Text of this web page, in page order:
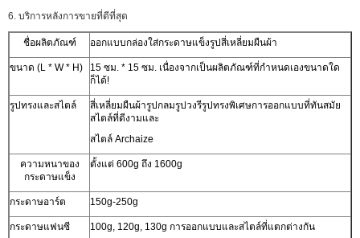
6. บริการหลังการขายที่ดีที่สุด
ชื่อผลิตภัณฑ์ ออกแบบกล่องใส่กระดาษแข็งรูปสี่เหลี่ยมผืนผ้า
ขนาด (L * W * H)
15 ซม. * 15 ซม. เนื่องจากเป็นผลิตภัณฑ์ที่กำหนดเองขนาดใด
ก็ได้!
รูปทรงและสไตล์
สี่เหลี่ยมผืนผ้ารูปกลมรูปวงรีรูปทรงพิเศษการออกแบบที่ทันสมัย
สไตล์ที่ดีงามและ
สไตล์ Archaize
ความหนาของ
กระดาษแข็ง
ตั้งแต่ 600g ถึง 1600g
กระดาษอาร์ต 150g-250g
กระดาษแฟนซี 100g, 120g, 130g การออกแบบและสไตล์ที่แตกต่างกัน